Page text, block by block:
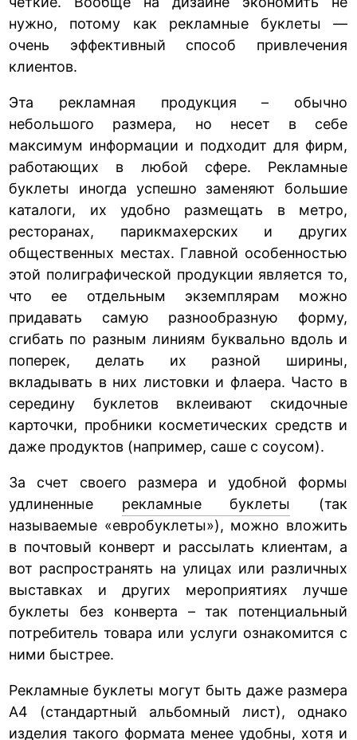
нужно, потому как рекламные буклеты —
очень эффективный способ привлечения
клиентов.
Эта рекламная продукция – обычно
небольшого размера, но несет в себе
максимум информации и подходит для фирм,
работающих в любой сфере. Рекламные
буклеты иногда успешно заменяют большие
каталоги, их удобно размещать в метро,
ресторанах, парикмахерских и других
общественных местах. Главной особенностью
этой полиграфической продукции является то,
что ее отдельным экземплярам можно
придавать самую разнообразную форму,
сгибать по разным линиям буквально вдоль и
поперек, делать их разной ширины,
вкладывать в них листовки и флаера. Часто в
середину буклетов вклеивают скидочные
карточки, пробники косметических средств и
даже продуктов (например, саше с соусом).
За счет своего размера и удобной формы
удлиненные рекламные буклеты (так
называемые «евробуклеты»), можно вложить
в почтовый конверт и рассылать клиентам, а
вот распространять на улицах или различных
выставках и других мероприятиях лучше
буклеты без конверта – так потенциальный
потребитель товара или услуги ознакомится с
ними быстрее.
Рекламные буклеты могут быть даже размера
А4 (стандартный альбомный лист), однако
изделия такого формата менее удобны, хотя и